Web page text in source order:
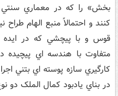
بخش» را که در معماري سنتي
‌کنند و احتمالاً منبع الهام طراح
قوس و با پيچشي که در ايده
متفاوت با هندسه ‌اي پيچيده
کارگيري سازه پوسته ‌اي بتني
در بناي يادبود کمال الملک